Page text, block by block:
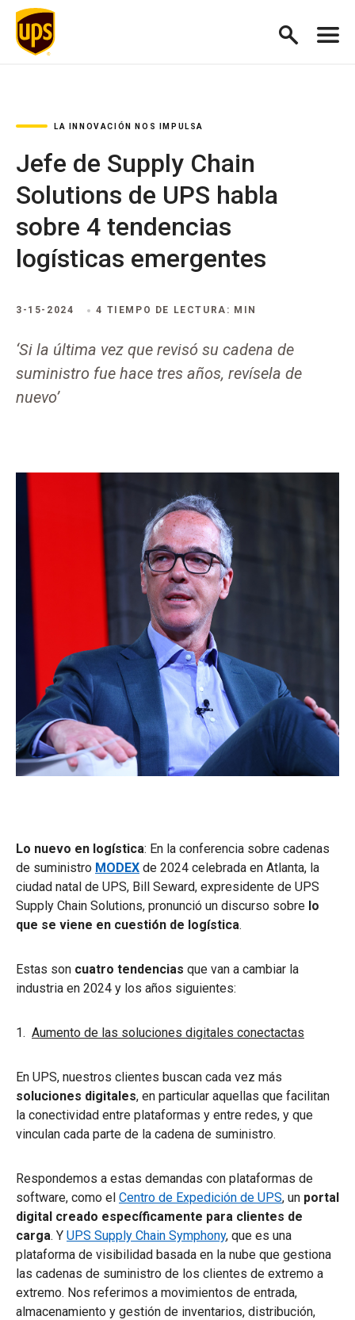
LA INNOVACIÓN NOS IMPULSA
Jefe de Supply Chain
Solutions de UPS habla
sobre 4 tendencias
logísticas emergentes
3-15-2024 4 TIEMPO DE LECTURA: MIN
‘Si la última vez que revisó su cadena de
suministro fue hace tres años, revísela de
nuevo’
Lo nuevo en logística: En la conferencia sobre cadenas
de suministro MODEX de 2024 celebrada en Atlanta, la
ciudad natal de UPS, Bill Seward, expresidente de UPS
Supply Chain Solutions, pronunció un discurso sobre lo
que se viene en cuestión de logística.
Estas son cuatro tendencias que van a cambiar la
industria en 2024 y los años siguientes:
1. Aumento de las soluciones digitales conectactas
En UPS, nuestros clientes buscan cada vez más
soluciones digitales, en particular aquellas que facilitan
la conectividad entre plataformas y entre redes, y que
vinculan cada parte de la cadena de suministro.
Respondemos a estas demandas con plataformas de
software, como el Centro de Expedición de UPS, un portal
digital creado específicamente para clientes de
carga. Y UPS Supply Chain Symphony, que es una
plataforma de visibilidad basada en la nube que gestiona
las cadenas de suministro de los clientes de extremo a
extremo. Nos referimos a movimientos de entrada,
almacenamiento y gestión de inventarios, distribución,